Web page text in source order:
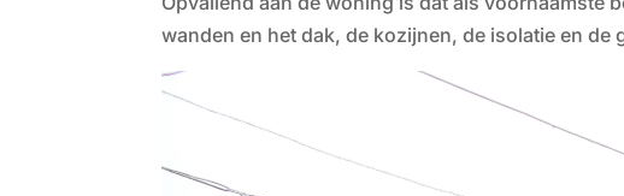
wanden en het dak, de kozijnen, de isolatie en de